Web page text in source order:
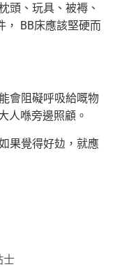
頭、玩具、被褥、
， BB床應該堅硬而
會阻礙呼吸給嘅物
人喺旁邊照顧。
果覺得好攰，就應
士